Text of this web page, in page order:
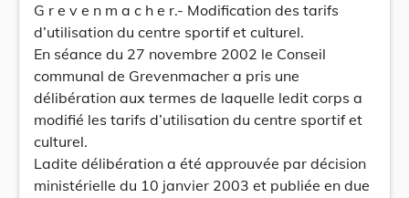
G r e v e n m a c h e r.- Modification des tarifs
d’utilisation du centre sportif et culturel.
En séance du 27 novembre 2002 le Conseil
communal de Grevenmacher a pris une
délibération aux termes de laquelle ledit corps a
modifié les tarifs d’utilisation du centre sportif et
culturel.
Ladite délibération a été approuvée par décision
ministérielle du 10 janvier 2003 et publiée en due